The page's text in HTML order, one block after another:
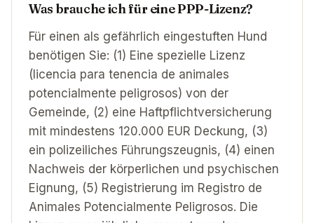
Was brauche ich für eine PPP-Lizenz?
Für einen als gefährlich eingestuften Hund
benötigen Sie: (1) Eine spezielle Lizenz
(licencia para tenencia de animales
potencialmente peligrosos) von der
Gemeinde, (2) eine Haftpflichtversicherung
mit mindestens 120.000 EUR Deckung, (3)
ein polizeiliches Führungszeugnis, (4) einen
Nachweis der körperlichen und psychischen
Eignung, (5) Registrierung im Registro de
Animales Potencialmente Peligrosos. Die